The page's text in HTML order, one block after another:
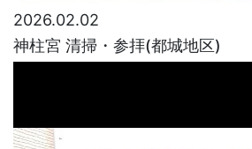
2026.02.02
神柱宮 清掃・参拝(都城地区)